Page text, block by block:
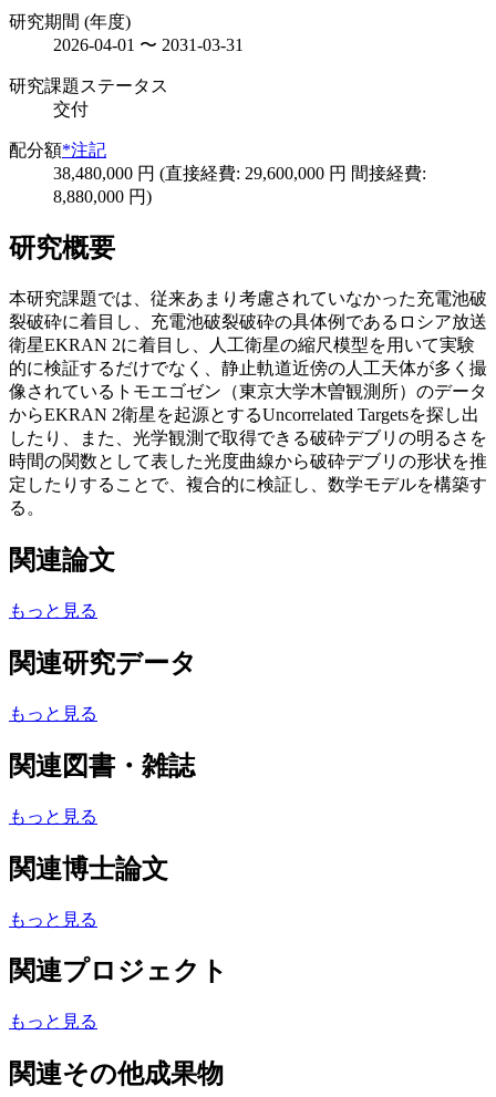
研究期間 (年度)
2026-04-01 〜 2031-03-31
研究課題ステータス
交付
配分額*注記
38,480,000 円 (直接経費: 29,600,000 円 間接経費:
8,880,000 円)
研究概要
本研究課題では、従来あまり考慮されていなかった充電池破
裂破砕に着目し、充電池破裂破砕の具体例であるロシア放送
衛星EKRAN 2に着目し、人工衛星の縮尺模型を用いて実験
的に検証するだけでなく、静止軌道近傍の人工天体が多く撮
像されているトモエゴゼン（東京大学木曽観測所）のデータ
からEKRAN 2衛星を起源とするUncorrelated Targetsを探し出
したり、また、光学観測で取得できる破砕デブリの明るさを
時間の関数として表した光度曲線から破砕デブリの形状を推
定したりすることで、複合的に検証し、数学モデルを構築す
る。
関連論文
もっと見る
関連研究データ
もっと見る
関連図書・雑誌
もっと見る
関連博士論文
もっと見る
関連プロジェクト
もっと見る
関連その他成果物